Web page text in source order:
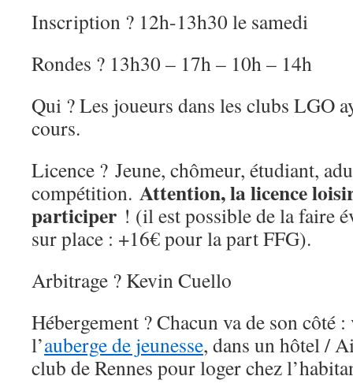
Inscription ? 12h-13h30 le samedi
Rondes ? 13h30 – 17h – 10h – 14h
Qui ? Les joueurs dans les clubs LGO
cours.
Licence ? Jeune, chômeur, étudiant,
compétition. Attention, la licence
participer ! (il est possible de la faire
sur place : +16€ pour la part FFG).
Arbitrage ? Kevin Cuello
Hébergement ? Chacun va de son côté
l’auberge de jeunesse, dans un hôtel /
club de Rennes pour loger chez